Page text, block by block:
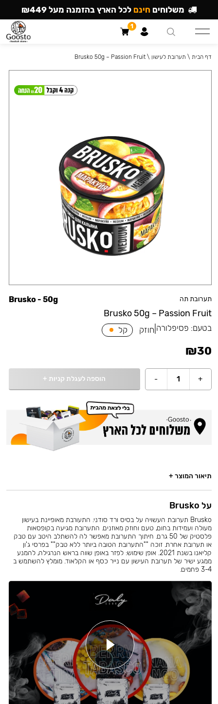
תערובת תה
Brusko 50g – Passion Fruit
Brusko - 50g
בטעם: פסיפלורה חוזק קל
₪30
+
1
- הוספה לעגלת קניות +
דף הבית \ תערובת לעישון \
Brusko 50g – Passion Fruit
תיאור המוצר +
על Brusko
Brusko תערובת העשויה על בסיס ורד סודני. התעורבת מאופיינת בעישון
מעולה ועמידות בחום, טעם וחוזק מאוזנים. התערובת מגיעה בקופסאות
פלסטיק של 50 גרם. חיתוך התערובת מאפשר לה להשתלב היטב עם טבק
או תערובת אחרת. זוכה ""התערובת הטובה ביותר ללא טבק"" בפרסי ג'ון
קליאנו בשנת 2021. אופן שימוש: לפזר באופן שווה בראש הנרגילה, להמנע
ממגע ישיר של תערובת העישון עם נייר כסף או הקלאוד. מומלץ להשתמש ב
3-4 פחמים.
משלוחים חינם לכל הארץ בהזמנה מעל ₪449
1